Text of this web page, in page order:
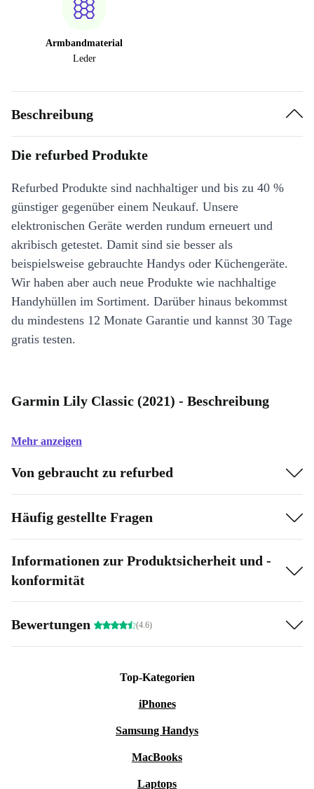
Armbandmaterial
Leder
Beschreibung
Die refurbed Produkte
Refurbed Produkte sind nachhaltiger und bis zu 40 %
günstiger gegenüber einem Neukauf. Unsere
elektronischen Geräte werden rundum erneuert und
akribisch getestet. Damit sind sie besser als
beispielsweise gebrauchte Handys oder Küchengeräte.
Wir haben aber auch neue Produkte wie nachhaltige
Handyhüllen im Sortiment. Darüber hinaus bekommst
du mindestens 12 Monate Garantie und kannst 30 Tage
gratis testen.
Garmin Lily Classic (2021) - Beschreibung
Mehr anzeigen
Von gebraucht zu refurbed
Häufig gestellte Fragen
Informationen zur Produktsicherheit und -
konformität
Bewertungen (4.6)
Top-Kategorien
iPhones
Samsung Handys
MacBooks
Laptops